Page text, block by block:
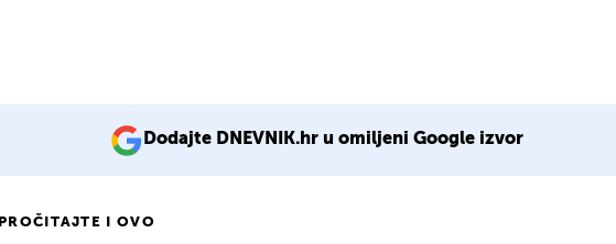
Dodajte DNEVNIK.hr u omiljeni Google izvor
PROČITAJTE I OVO